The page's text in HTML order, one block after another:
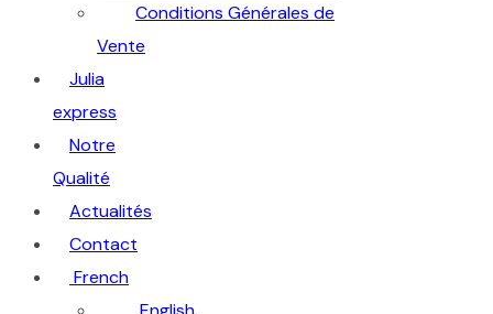
Conditions Générales de
Vente
Julia
express
Notre
Qualité
Actualités
Contact
French